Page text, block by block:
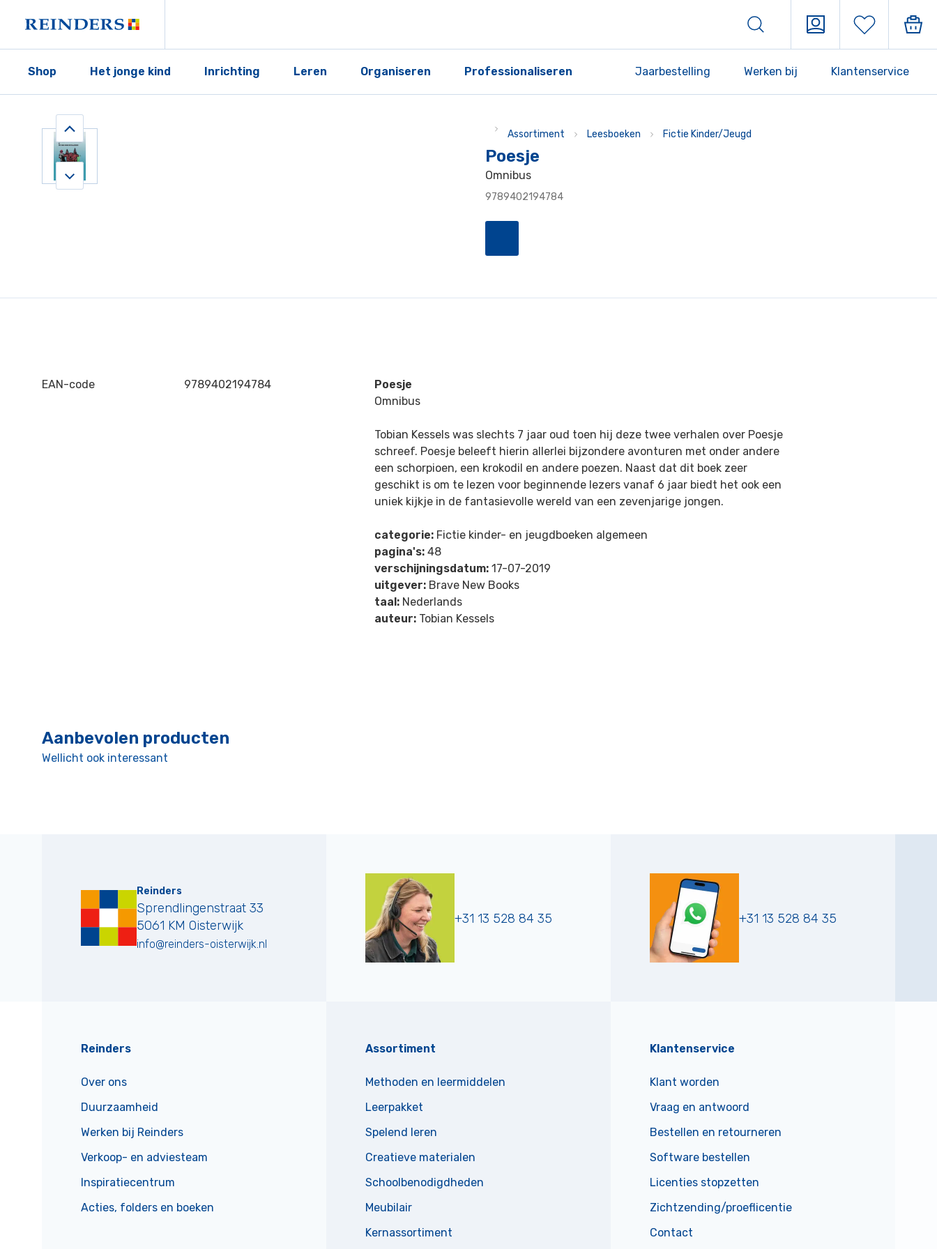
Shop Het jonge kind Inrichting Leren Organiseren Professionaliseren Jaarbestelling Werken bij Klantenservice
Assortiment Leesboeken Fictie Kinder/Jeugd
Poesje
Omnibus
9789402194784
EAN-code 9789402194784
Poesje
Omnibus
Tobian Kessels was slechts 7 jaar oud toen hij deze twee verhalen over Poesje
schreef. Poesje beleeft hierin allerlei bijzondere avonturen met onder andere
een schorpioen, een krokodil en andere poezen. Naast dat dit boek zeer
geschikt is om te lezen voor beginnende lezers vanaf 6 jaar biedt het ook een
uniek kijkje in de fantasievolle wereld van een zevenjarige jongen.
categorie: Fictie kinder- en jeugdboeken algemeen
pagina's: 48
verschijningsdatum: 17-07-2019
uitgever: Brave New Books
taal: Nederlands
auteur: Tobian Kessels
Aanbevolen producten
Wellicht ook interessant
Reinders
Sprendlingenstraat 33
5061 KM Oisterwijk
info@reinders-oisterwijk.nl
+31 13 528 84 35 +31 13 528 84 35
Reinders
Over ons
Duurzaamheid
Werken bij Reinders
Verkoop- en adviesteam
Inspiratiecentrum
Acties, folders en boeken
Assortiment
Methoden en leermiddelen
Leerpakket
Spelend leren
Creatieve materialen
Schoolbenodigdheden
Meubilair
Kernassortiment
Klantenservice
Klant worden
Vraag en antwoord
Bestellen en retourneren
Software bestellen
Licenties stopzetten
Zichtzending/proeflicentie
Contact